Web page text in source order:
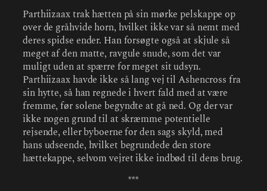
Parthiizaax trak hætten på sin mørke pelskappe op
over de gråhvide horn, hvilket ikke var så nemt med
deres spidse ender. Han forsøgte også at skjule så
meget af den matte, ravgule snude, som det var
muligt uden at spærre for meget sit udsyn.
Parthiizaax havde ikke så lang vej til Ashencross fra
sin hytte, så han regnede i hvert fald med at være
fremme, før solene begyndte at gå ned. Og der var
ikke nogen grund til at skræmme potentielle
rejsende, eller byboerne for den sags skyld, med
hans udseende, hvilket begrundede den store
hættekappe, selvom vejret ikke indbød til dens brug.
***